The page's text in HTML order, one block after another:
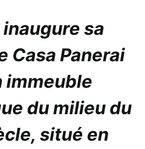
sa
Casa Panerai
immeuble
du milieu du
situé en